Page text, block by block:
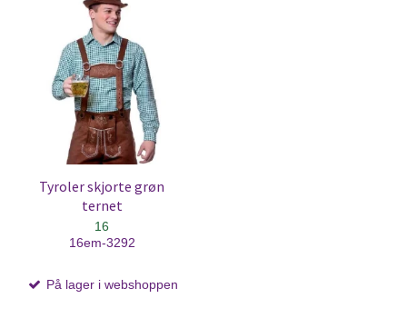
Tyroler skjorte grøn
ternet
16
16em-3292
På lager i webshoppen